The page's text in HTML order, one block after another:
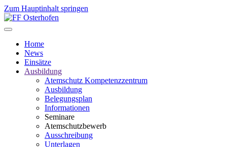
Zum Hauptinhalt springen
Home
News
Einsätze
Ausbildung
Atemschutz Kompetenzzentrum
Ausbildung
Belegungsplan
Informationen
Seminare
Atemschutzbewerb
Ausschreibung
Unterlagen